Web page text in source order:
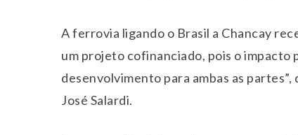
A ferrovia ligando o Brasil a Chancay
um projeto cofinanciado, pois o
desenvolvimento para ambas as
José Salardi.